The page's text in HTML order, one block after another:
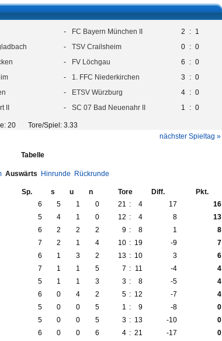
- FC Bayern München II 2 : 1
- TSV Crailsheim 0 : 0
- FV Löchgau 6 : 0
- 1. FFC Niederkirchen 3 : 0
- ETSV Würzburg 4 : 0
II - SC 07 Bad Neuenahr II 1 : 0
20 Tore/Spiel: 3.33
nächster Spieltag »
Tabelle
Auswärts Hinrunde Rückrunde
Sp. s u n Tore Diff.
Pkt.
6 5 1 0 21 : 4 17
16
5 4 1 0 12 : 4 8
13
6 2 2 2 9 : 8 1
8
7 2 1 4 10 : 19 -9
7
6 1 3 2 13 : 10 3
6
7 1 1 5 7 : 11 -4
4
5 1 1 3 3 : 8 -5
4
6 0 4 2 5 : 12 -7
4
5 0 0 5 1 : 9 -8
0
5 0 0 5 3 : 13 -10
0
6 0 0 6 4 : 21 -17
0